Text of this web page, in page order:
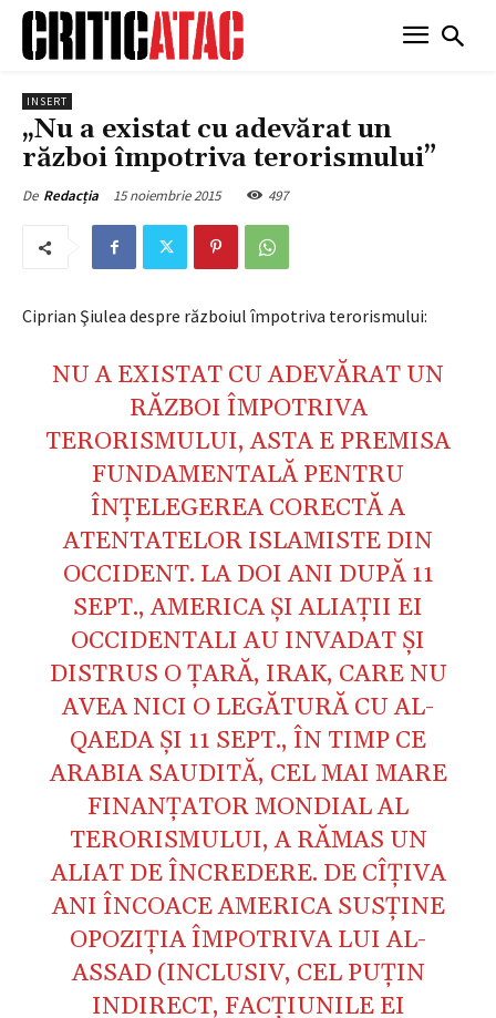
INSERT
„Nu a existat cu adevărat un
război împotriva terorismului”
De Redacția 15 noiembrie 2015 497
Ciprian Şiulea despre războiul împotriva terorismului:
NU A EXISTAT CU ADEVĂRAT UN
RĂZBOI ÎMPOTRIVA
TERORISMULUI, ASTA E PREMISA
FUNDAMENTALĂ PENTRU
ÎNŢELEGEREA CORECTĂ A
ATENTATELOR ISLAMISTE DIN
OCCIDENT. LA DOI ANI DUPĂ 11
SEPT., AMERICA ŞI ALIAŢII EI
OCCIDENTALI AU INVADAT ŞI
DISTRUS O ŢARĂ, IRAK, CARE NU
AVEA NICI O LEGĂTURĂ CU AL-
QAEDA ŞI 11 SEPT., ÎN TIMP CE
ARABIA SAUDITĂ, CEL MAI MARE
FINANŢATOR MONDIAL AL
TERORISMULUI, A RĂMAS UN
ALIAT DE ÎNCREDERE. DE CÎŢIVA
ANI ÎNCOACE AMERICA SUSŢINE
OPOZIŢIA ÎMPOTRIVA LUI AL-
ASSAD (INCLUSIV, CEL PUŢIN
INDIRECT, FACŢIUNILE EI